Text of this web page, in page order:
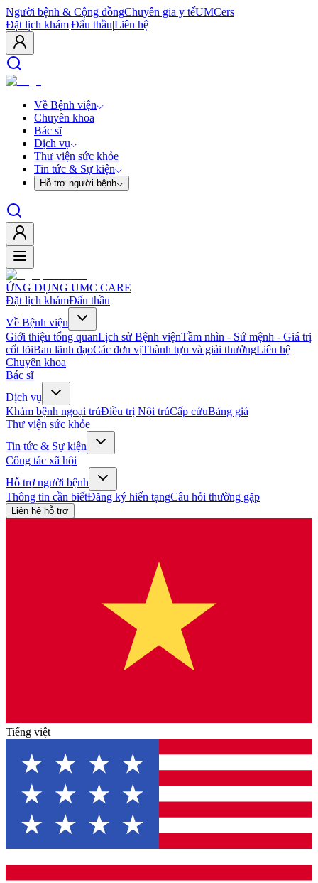
Người bệnh & Cộng đồngChuyên gia y tếUMCers
Đặt lịch khám|Đấu thầu|Liên hệ
Về Bệnh viện
Chuyên khoa
Bác sĩ
Dịch vụ
Thư viện sức khỏe
Tin tức & Sự kiện
Hỗ trợ người bệnh
ỨNG DỤNG UMC CARE
Đặt lịch khámĐấu thầu
Về Bệnh viện
Giới thiệu tổng quanLịch sử Bệnh việnTầm nhìn - Sứ mệnh - Giá trị
cốt lõiBan lãnh đạoCác đơn vịThành tựu và giải thưởngLiên hệ
Chuyên khoa
Bác sĩ
Dịch vụ
Khám bệnh ngoại trúĐiều trị Nội trúCấp cứuBảng giá
Thư viện sức khỏe
Tin tức & Sự kiện
Công tác xã hội
Hỗ trợ người bệnh
Thông tin cần biếtĐăng ký hiến tạngCâu hỏi thường gặp
Liên hệ hỗ trợ
Tiếng việt